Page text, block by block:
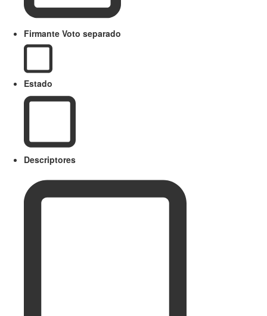
Firmante Voto separado
Estado
Descriptores